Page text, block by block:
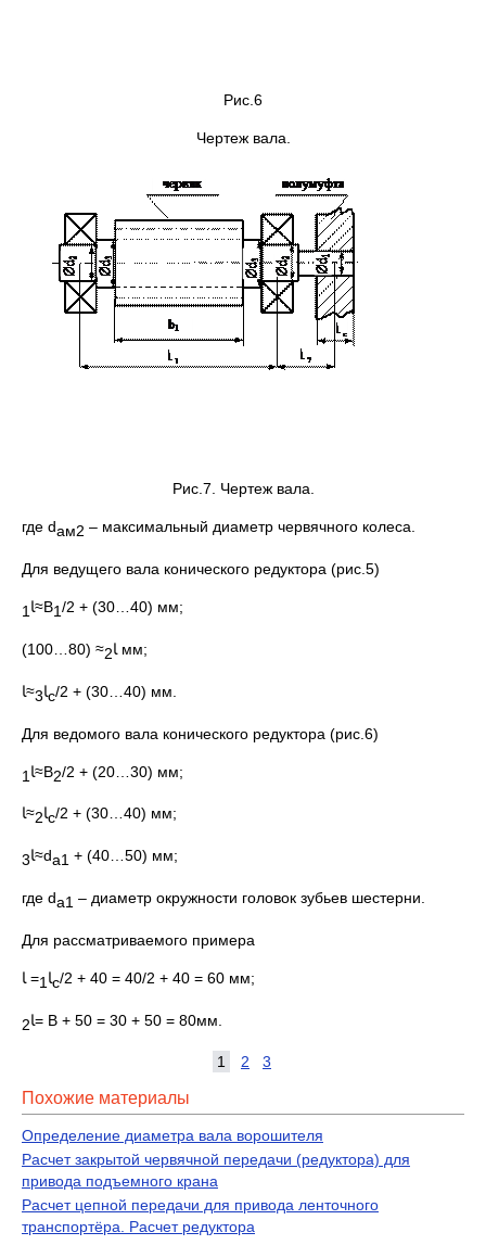
Рис.6
Чертеж вала.
Рис.7. Чертеж вала.
где dам2 – максимальный диаметр червячного колеса.
Для ведущего вала конического редуктора (рис.5)
ﺎ 1 ≈В1/2 + (30…40) мм;
ﺎ2 ≈ (80…100) мм;
ﺎ3≈ﺎ с/2 + (30…40) мм.
Для ведомого вала конического редуктора (рис.6)
ﺎ 1 ≈В2/2 + (20…30) мм;
ﺎ2≈ﺎ с/2 + (30…40) мм;
ﺎ3 ≈dа1 + (40…50) мм;
где dа1 – диаметр окружности головок зубьев шестерни.
Для рассматриваемого примера
ﺎ 1= ﺎ с/2 + 40 = 40/2 + 40 = 60 мм;
ﺎ2 = В + 50 = 30 + 50 = 80мм.
1 2 3
Похожие материалы
Определение диаметра вала ворошителя
Расчет закрытой червячной передачи (редуктора) для
привода подъемного крана
Расчет цепной передачи для привода ленточного
транспортёра. Расчет редуктора